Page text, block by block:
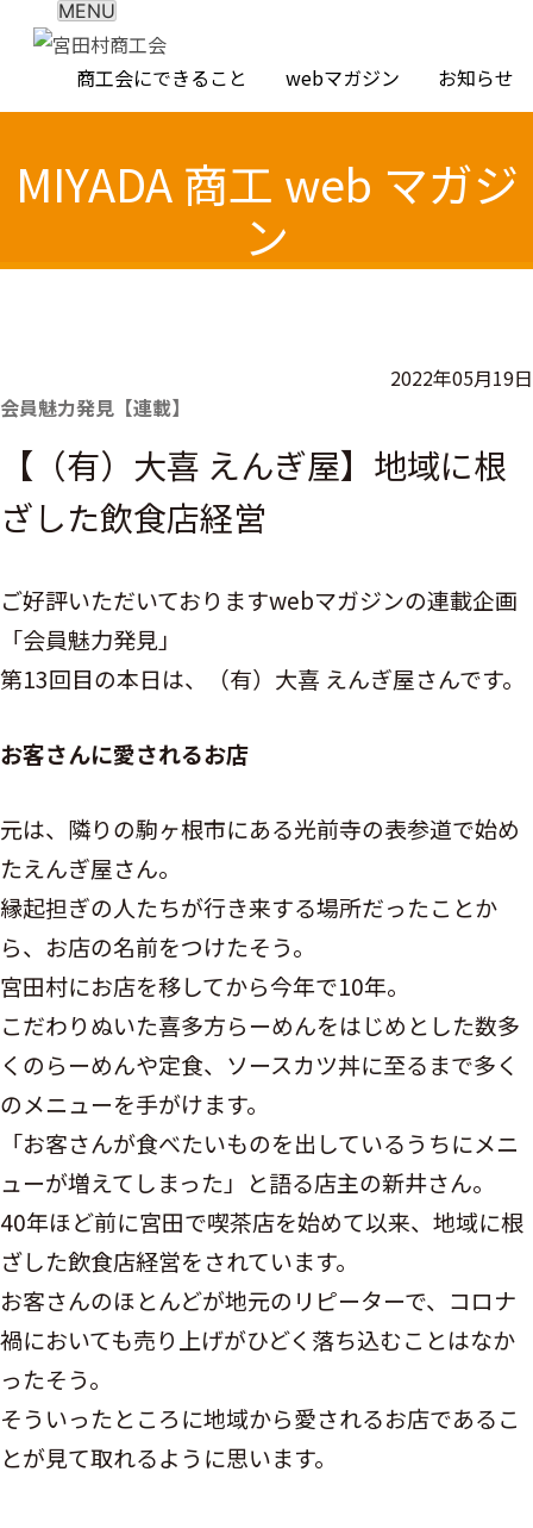
MENU
商工会にできること webマガジン お知らせ
MIYADA 商工 web マガジ
ン
2022年05月19日
会員魅力発見【連載】
【（有）大喜 えんぎ屋】地域に根
ざした飲食店経営
ご好評いただいておりますwebマガジンの連載企画
「会員魅力発見」
第13回目の本日は、（有）大喜 えんぎ屋さんです。
お客さんに愛されるお店
元は、隣りの駒ヶ根市にある光前寺の表参道で始め
たえんぎ屋さん。
縁起担ぎの人たちが行き来する場所だったことか
ら、お店の名前をつけたそう。
宮田村にお店を移してから今年で10年。
こだわりぬいた喜多方らーめんをはじめとした数多
くのらーめんや定食、ソースカツ丼に至るまで多く
のメニューを手がけます。
「お客さんが食べたいものを出しているうちにメニ
ューが増えてしまった」と語る店主の新井さん。
40年ほど前に宮田で喫茶店を始めて以来、地域に根
ざした飲食店経営をされています。
お客さんのほとんどが地元のリピーターで、コロナ
禍においても売り上げがひどく落ち込むことはなか
ったそう。
そういったところに地域から愛されるお店であるこ
とが見て取れるように思います。